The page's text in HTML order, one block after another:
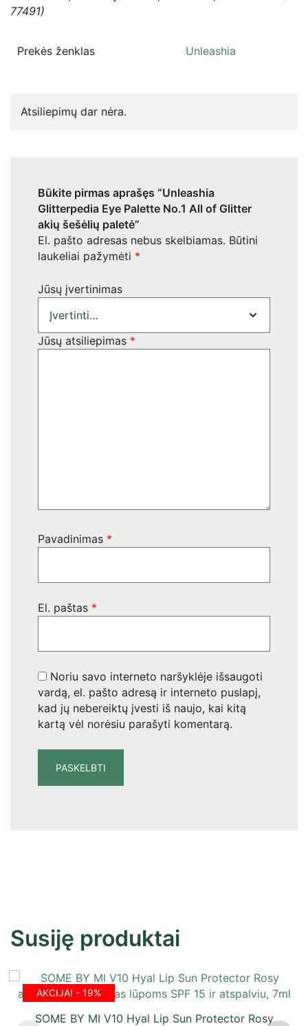
77491)
Prekės ženklas Unleashia
Atsiliepimų dar nėra.
Būkite pirmas aprašęs “Unleashia
Glitterpedia Eye Palette No.1 All of Glitter
akių šešėlių paletė”
El. pašto adresas nebus skelbiamas. Būtini
laukeliai pažymėti *
Jūsų įvertinimas
Jūsų atsiliepimas *
Pavadinimas *
El. paštas *
Noriu savo interneto naršyklėje išsaugoti
vardą, el. pašto adresą ir interneto puslapį,
kad jų nebereiktų įvesti iš naujo, kai kitą
kartą vėl norėsiu parašyti komentarą.
Susiję produktai
AKCIJA! - 19%
SOME BY MI V10 Hyal Lip Sun Protector Rosy